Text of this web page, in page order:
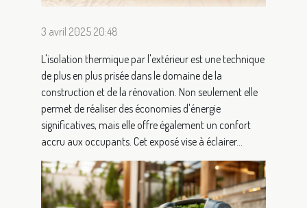
3 avril 2025 20:48
L'isolation thermique par l'extérieur est une technique
de plus en plus prisée dans le domaine de la
construction et de la rénovation. Non seulement elle
permet de réaliser des économies d'énergie
significatives, mais elle offre également un confort
accru aux occupants. Cet exposé vise à éclairer...